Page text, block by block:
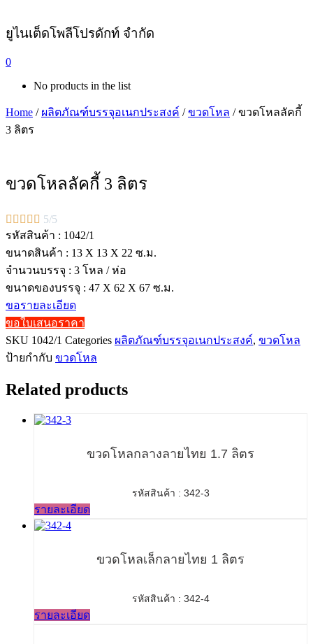
ยูไนเต็ดโพลีโปรดักท์ จำกัด
0
No products in the list
Home / ผลิตภัณฑ์บรรจุอเนกประสงค์ /ขวดโหล / ขวดโหลลัคกี้
3 ลิตร
ขวดโหลลัคกี้ 3 ลิตร
     5/5
รหัสสินค้า : 1042/1
ขนาดสินค้า : 13 X 13 X 22 ซ.ม.
จำนวนบรรจุ : 3 โหล / ห่อ
ขนาดของบรรจุ : 47 X 62 X 67 ซ.ม.
ขอรายละเอียด
ขอใบเสนอราคา
SKU 1042/1 Categories ผลิตภัณฑ์บรรจุอเนกประสงค์, ขวดโหล
ป้ายกำกับ ขวดโหล
Related products
ขวดโหลกลางลายไทย 1.7 ลิตร
รหัสสินค้า : 342-3
รายละเอียด
ขวดโหลเล็กลายไทย 1 ลิตร
รหัสสินค้า : 342-4
รายละเอียด